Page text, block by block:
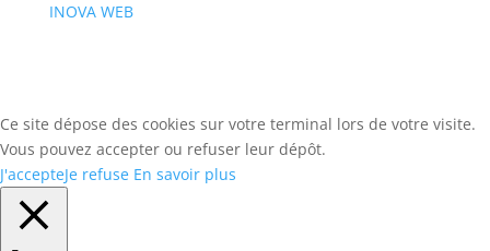
INOVA WEB
Ce site dépose des cookies sur votre terminal lors de votre visite.
Vous pouvez accepter ou refuser leur dépôt.
J'accepteJe refuse En savoir plus